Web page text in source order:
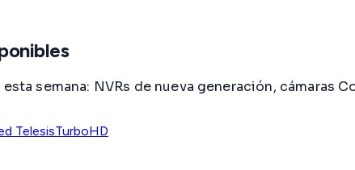
semana: NVRs de nueva generación, cámaras
TelesisTurboHD